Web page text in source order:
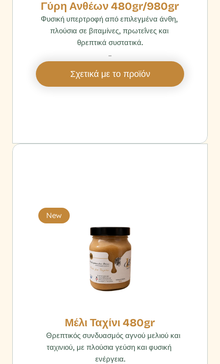
Γύρη Ανθέων 480gr/980gr
Φυσική υπερτροφή από επιλεγμένα άνθη,
πλούσια σε βιταμίνες, πρωτεΐνες και
θρεπτικά συστατικά.
‎
Σχετικά με το προϊόν
New
Μέλι Ταχίνι 480gr
ταχινιού, με πλούσια γεύση και φυσική
ενέργεια.